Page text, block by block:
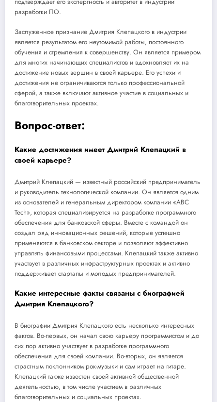
подтверждает его экспертность и авторитет в индустрии
разработки ПО.
Заслуженное признание Дмитрия Клепацкого в индустрии
является результатом его неутомимой работы, постоянного
обучения и стремления к совершенству. Он является примером
для многих начинающих специалистов и вдохновляет их на
достижение новых вершин в своей карьере. Его успехи и
достижения не ограничиваются только профессиональной
сферой, а также включают активное участие в социальных и
благотворительных проектах.
Вопрос-ответ:
Какие достижения имеет Дмитрий Клепацкий в
своей карьере?
Дмитрий Клепацкий — известный российский предприниматель
и руководитель технологической компании. Он является одним
из основателей и генеральным директором компании «ABC
Tech», которая специализируется на разработке программного
обеспечения для банковской сферы. Вместе с командой он
создал ряд инновационных решений, которые успешно
применяются в банковском секторе и позволяют эффективно
управлять финансовыми процессами. Клепацкий также активно
участвует в различных инфраструктурных проектах и активно
поддерживает стартапы и молодых предпринимателей.
Какие интересные факты связаны с биографией
Дмитрия Клепацкого?
В биографии Дмитрия Клепацкого есть несколько интересных
фактов. Во-первых, он начал свою карьеру программистом и до
сих пор активно участвует в разработке программного
обеспечения для своей компании. Во-вторых, он является
страстным поклонником рок-музыки и сам играет на гитаре.
Клепацкий также известен своей активной общественной
деятельностью, в том числе участием в различных
благотворительных и социальных проектах.